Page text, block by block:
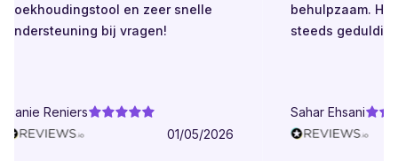
boekhoudingstool en zeer snelle
ondersteuning bij vragen!
Danie Reniers
01/05/2026
behulpzaam.
steeds geduldig.
Sahar Ehsani